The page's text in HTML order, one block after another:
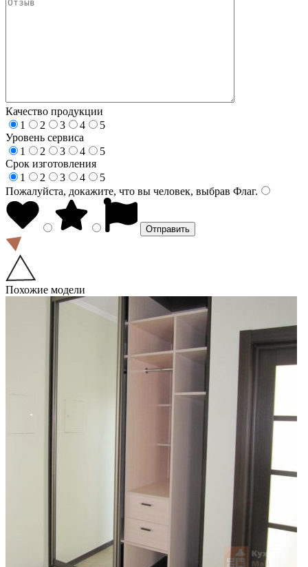
Качество продукции
1
2 3 4
5
Уровень сервиса
1
2 3 4
5
Срок изготовления
1
2 3 4
5
Пожалуйста, докажите, что вы человек, выбрав Флаг.
Похожие модели